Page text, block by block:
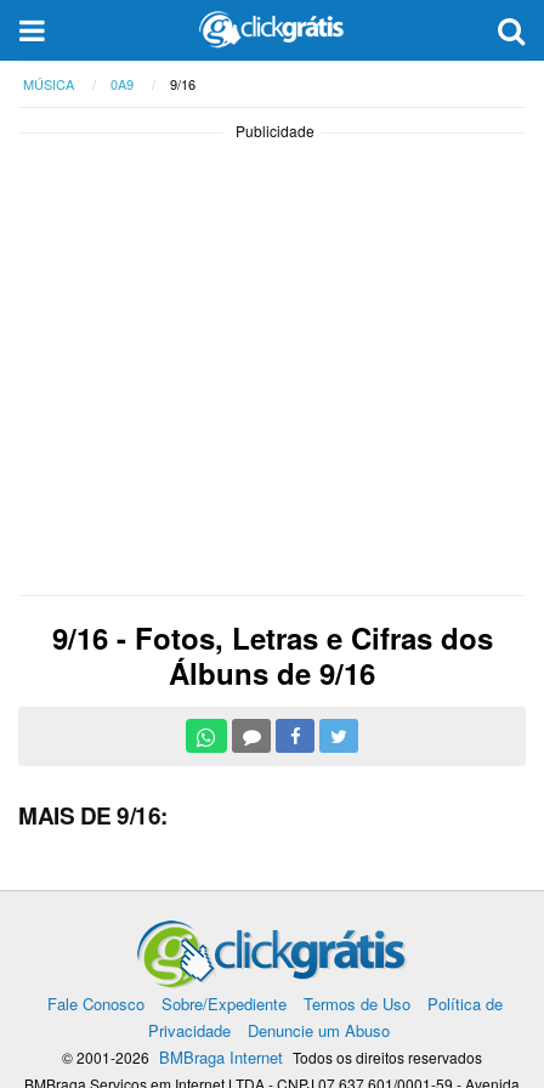
MÚSICA 0A9 9/16
Publicidade
9/16 - Fotos, Letras e Cifras dos
Álbuns de 9/16
MAIS DE 9/16:
Fale Conosco Sobre/Expediente Termos de Uso
Política de
Privacidade
Denuncie um Abuso
© 2001-2026 BMBraga Internet Todos os direitos reservados
BMBraga Servicos em Internet LTDA - CNPJ 07.637.601/0001-59 - Avenida